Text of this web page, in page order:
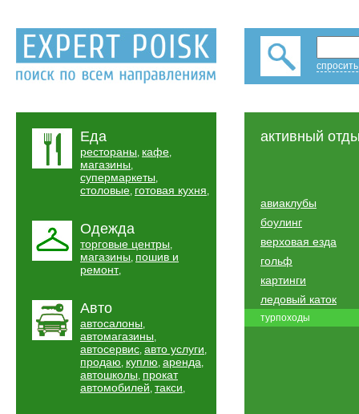
Еда
рестораны, кафе,
магазины,
супермаркеты,
столовые, готовая кухня,
Одежда
торговые центры,
магазины, пошив и
ремонт,
Авто
автосалоны,
автомагазины,
автосервис, авто услуги,
продаю, куплю, аренда,
автошколы, прокат
автомобилей, такси,
активный
авиаклубы
боулинг
верховая езда
гольф
картинги
ледовый каток
турпоходы